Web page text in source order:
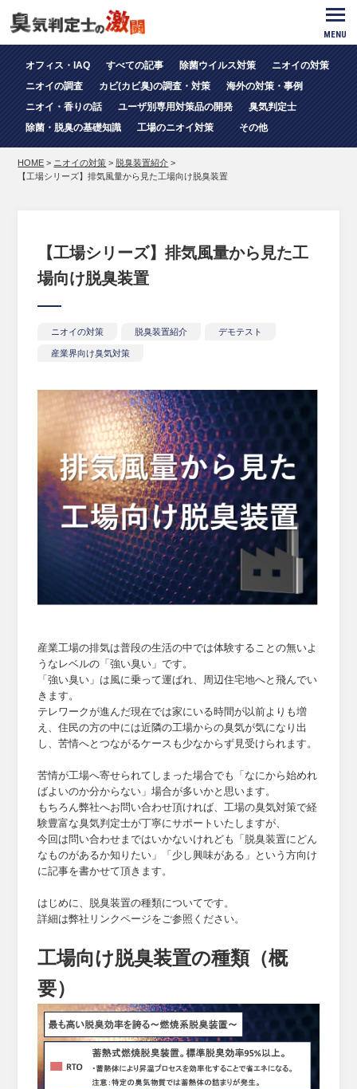
MENU
オフィス・IAQ すべての記事 除菌ウイルス対策
ニオイの対策
ニオイの調査
カビ(カビ臭)の調査・対策
海外の対策・事例
ニオイ・香りの話
ユーザ別専用対策品の開発
臭気判定士
除菌・脱臭の基礎知識
工場のニオイ対策 その他
HOME > ニオイの対策 > 脱臭装置紹介 >
【工場シリーズ】排気風量から見た工場向け脱臭装置
【工場シリーズ】排気風量から見た工
場向け脱臭装置
ニオイの対策 脱臭装置紹介 デモテスト
産業界向け臭気対策
産業工場の排気は普段の生活の中では体験することの無いよ
うなレベルの「強い臭い」です。
「強い臭い」は風に乗って運ばれ、周辺住宅地へと飛んでい
きます。
テレワークが進んだ現在では家にいる時間が以前よりも増
え、住民の方の中には近隣の工場からの臭気が気になり出
し、苦情へとつながるケースも少なからず見受けられます。
苦情が工場へ寄せられてしまった場合でも「なにから始めれ
ばよいのか分からない」場合が多いかと思います。
もちろん弊社へお問い合わせ頂ければ、工場の臭気対策で経
験豊富な臭気判定士が丁寧にサポートいたしますが、
今回は問い合わせまではいかないけれども「脱臭装置にどん
なものがあるか知りたい」「少し興味がある」という方向け
に記事を書かせて頂きます。
はじめに、脱臭装置の種類についてです。
詳細は弊社リンクページをご参照ください。
工場向け脱臭装置の種類（概
要）